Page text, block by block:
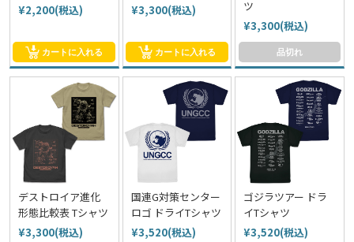
¥2,200(税込)
カートに入れる
¥3,300(税込)
カートに入れる
ツ
¥3,300(税込)
品切れ
デストロイア進化
形態比較表 Tシャツ
¥3,300(税込)
国連G対策センター
ロゴ ドライTシャツ
¥3,520(税込)
ゴジラツアー ドラ
イTシャツ
¥3,520(税込)